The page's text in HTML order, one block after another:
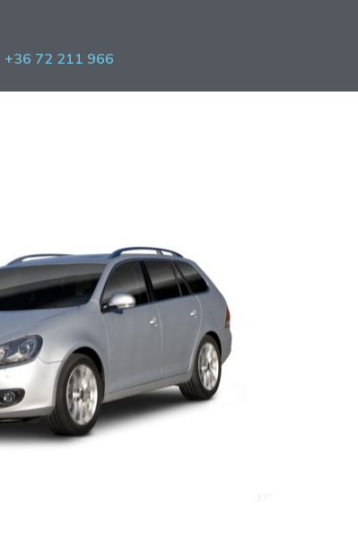
+36 72 211 966